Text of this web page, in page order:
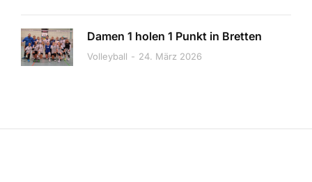
Damen 1 holen 1 Punkt in Bretten
Volleyball 24. März 2026